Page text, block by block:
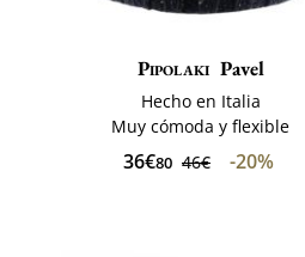
Pipolaki Pavel
Hecho en Italia
Muy cómoda y flexible
36€80 46€ -20%